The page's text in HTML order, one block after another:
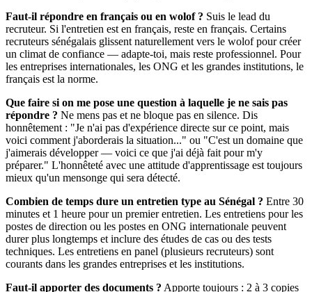
Faut-il répondre en français ou en wolof ? Suis le lead du
recruteur. Si l'entretien est en français, reste en français. Certains
recruteurs sénégalais glissent naturellement vers le wolof pour créer
un climat de confiance — adapte-toi, mais reste professionnel. Pour
les entreprises internationales, les ONG et les grandes institutions, le
français est la norme.
Que faire si on me pose une question à laquelle je ne sais pas
répondre ? Ne mens pas et ne bloque pas en silence. Dis
honnêtement : "Je n'ai pas d'expérience directe sur ce point, mais
voici comment j'aborderais la situation..." ou "C'est un domaine que
j'aimerais développer — voici ce que j'ai déjà fait pour m'y
préparer." L'honnêteté avec une attitude d'apprentissage est toujours
mieux qu'un mensonge qui sera détecté.
Combien de temps dure un entretien type au Sénégal ? Entre 30
minutes et 1 heure pour un premier entretien. Les entretiens pour les
postes de direction ou les postes en ONG internationale peuvent
durer plus longtemps et inclure des études de cas ou des tests
techniques. Les entretiens en panel (plusieurs recruteurs) sont
courants dans les grandes entreprises et les institutions.
Faut-il apporter des documents ? Apporte toujours : 2 à 3 copies